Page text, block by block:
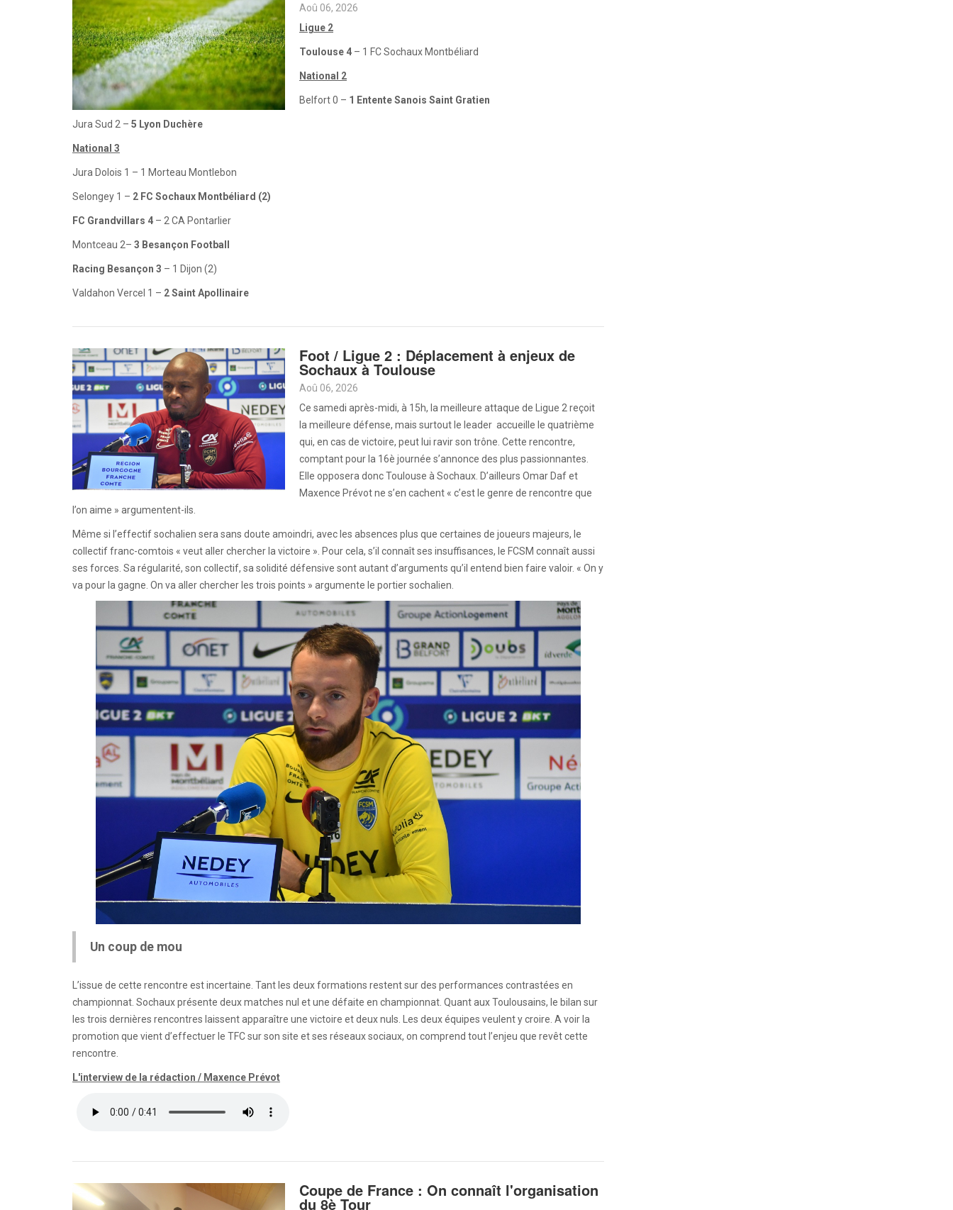
Aoû 06, 2026
Ligue 2
Toulouse 4 – 1 FC Sochaux Montbéliard
National 2
Belfort 0 – 1 Entente Sanois Saint Gratien
Jura Sud 2 – 5 Lyon Duchère
National 3
Jura Dolois 1 – 1 Morteau Montlebon
Selongey 1 – 2 FC Sochaux Montbéliard (2)
FC Grandvillars 4 – 2 CA Pontarlier
Montceau 2– 3 Besançon Football
Racing Besançon 3 – 1 Dijon (2)
Valdahon Vercel 1 – 2 Saint Apollinaire
Foot / Ligue 2 : Déplacement à enjeux de
Sochaux à Toulouse
Aoû 06, 2026
Ce samedi après-midi, à 15h, la meilleure attaque de Ligue 2 reçoit
la meilleure défense, mais surtout le leader accueille le quatrième
qui, en cas de victoire, peut lui ravir son trône. Cette rencontre,
comptant pour la 16è journée s’annonce des plus passionnantes.
Elle opposera donc Toulouse à Sochaux. D’ailleurs Omar Daf et
Maxence Prévot ne s’en cachent « c’est le genre de rencontre que
l’on aime » argumentent-ils.
Même si l’effectif sochalien sera sans doute amoindri, avec les absences plus que certaines de joueurs majeurs, le
collectif franc-comtois « veut aller chercher la victoire ». Pour cela, s’il connaît ses insuffisances, le FCSM connaît aussi
ses forces. Sa régularité, son collectif, sa solidité défensive sont autant d’arguments qu’il entend bien faire valoir. « On y
va pour la gagne. On va aller chercher les trois points » argumente le portier sochalien.
Un coup de mou
L’issue de cette rencontre est incertaine. Tant les deux formations restent sur des performances contrastées en
championnat. Sochaux présente deux matches nul et une défaite en championnat. Quant aux Toulousains, le bilan sur
les trois dernières rencontres laissent apparaître une victoire et deux nuls. Les deux équipes veulent y croire. A voir la
promotion que vient d’effectuer le TFC sur son site et ses réseaux sociaux, on comprend tout l’enjeu que revêt cette
rencontre.
L'interview de la rédaction / Maxence Prévot
Coupe de France : On connaît l'organisation
du 8è Tour